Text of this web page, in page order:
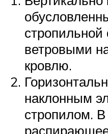
ветровыми
кровлю.
наклонным
стропилом. В